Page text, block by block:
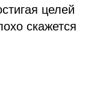
целей
скажется